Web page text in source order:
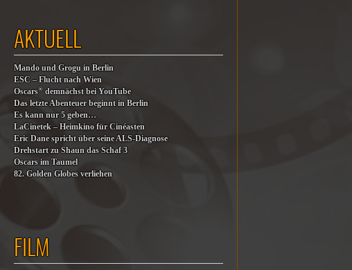
AKTUELL
Mando und Grogu in Berlin
ESC – Flucht nach Wien
Oscars® demnächst bei YouTube
Das letzte Abenteuer beginnt in Berlin
Es kann nur 5 geben…
LaCinetek – Heimkino für Cinéasten
Eric Dane spricht über seine ALS-Diagnose
Drehstart zu Shaun das Schaf 3
Oscars im Taumel
82. Golden Globes verliehen
FILM